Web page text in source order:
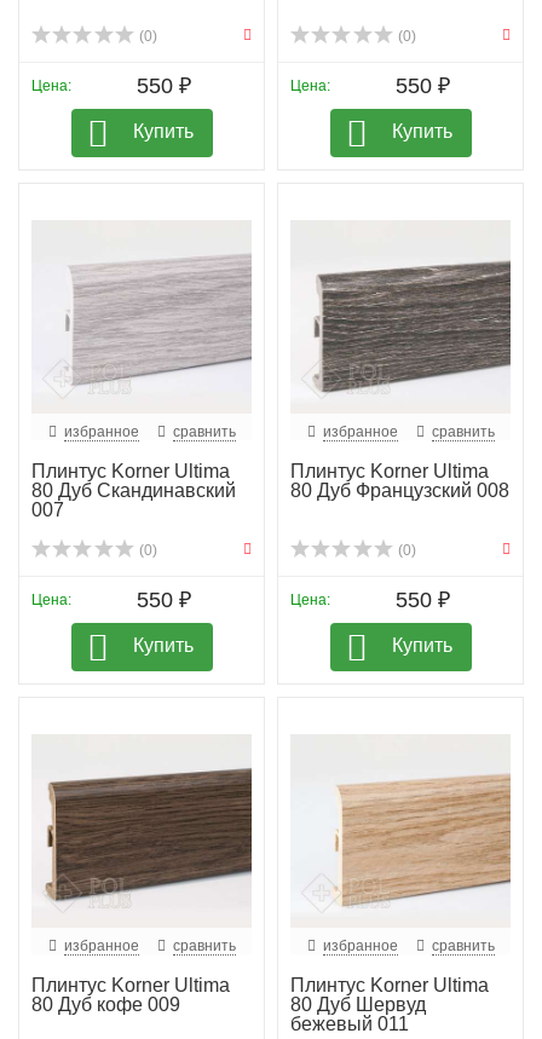
(0)
Цена: 550 ₽
Купить
(0)
Цена: 550 ₽
Купить
избранное сравнить
Плинтус Korner Ultima
80 Дуб Скандинавский
007
(0)
Цена: 550 ₽
Купить
избранное сравнить
Плинтус Korner Ultima
80 Дуб Французский 008
(0)
Цена: 550 ₽
Купить
избранное сравнить
Плинтус Korner Ultima
80 Дуб кофе 009
избранное сравнить
Плинтус Korner Ultima
80 Дуб Шервуд
бежевый 011